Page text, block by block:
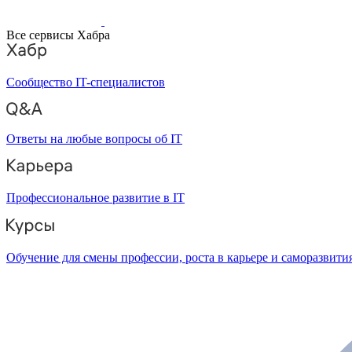
Все сервисы Хабра
Сообщество IT-специалистов
Ответы на любые вопросы об IT
Профессиональное развитие в IT
Обучение для смены профессии, роста в карьере и